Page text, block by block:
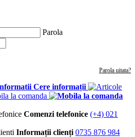
Parola
Parola uitata?
Cere informații
Comenzi telefonice (+4) 021
Informații clienți 0735 876 984